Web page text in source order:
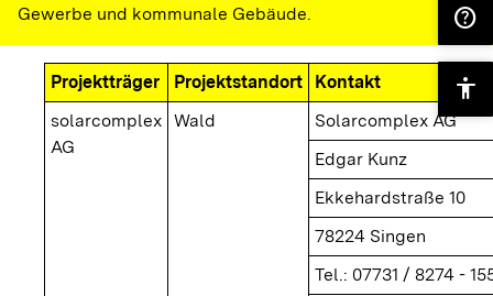
Gewerbe und kommunale Gebäude.
Projektträger Projektstandort
Kontakt
solarcomplex
AG
Wald
Solarcomplex AG
Edgar Kunz
Ekkehardstraße 10
78224 Singen
Tel.: 07731 / 8274 -
help
accessibility